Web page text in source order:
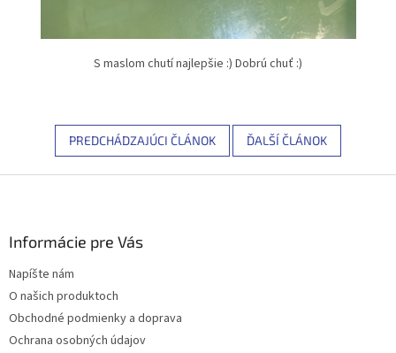
S maslom chutí najlepšie :) Dobrú chuť :)
PREDCHÁDZAJÚCI ČLÁNOK ĎALŠÍ ČLÁNOK
Informácie pre Vás
Napíšte nám
O našich produktoch
Obchodné podmienky a doprava
Ochrana osobných údajov